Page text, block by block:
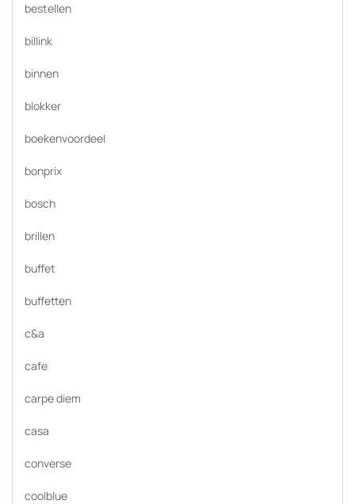
bestellen
billink
binnen
blokker
boekenvoordeel
bonprix
bosch
brillen
buffet
buffetten
c&a
cafe
carpe diem
casa
converse
coolblue